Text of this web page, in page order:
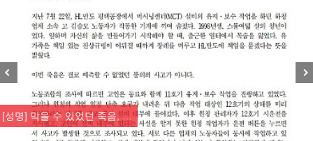
[성명] 막을 수 있었던 죽음, …